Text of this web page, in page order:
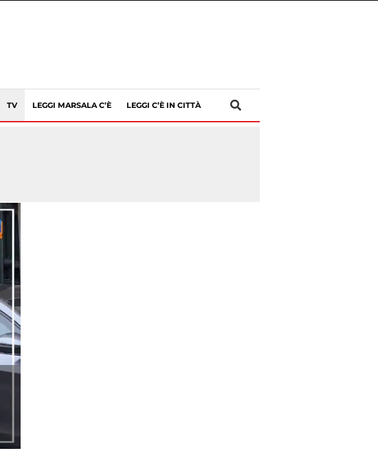
TV LEGGI MARSALA C’È LEGGI C’È IN CITTÀ